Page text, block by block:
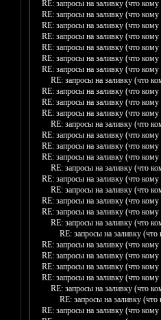
RE: запросы на заливку (что
RE: запросы на заливку (что
RE: запросы на заливку (что
RE: запросы на заливку (что
RE: запросы на заливку (что
RE: запросы на заливку (что
RE: запросы на заливку (что
RE: запросы на заливку (что
RE: запросы на заливку (что
RE: запросы на заливку (что
RE: запросы на заливку (что
RE: запросы на заливку (что
RE: запросы на заливку (что
RE: запросы на заливку (что
RE: запросы на заливку (что
RE: запросы на заливку (что
RE: запросы на заливку (что
RE: запросы на заливку (что
RE: запросы на заливку (что
RE: запросы на заливку (что
RE: запросы на заливку (что
RE: запросы на заливку
RE: запросы на заливку (что
RE: запросы на заливку (что
RE: запросы на заливку (что
RE: запросы на заливку (что
RE: запросы на заливку (что
RE: запросы на заливку
RE: запросы на заливку (что